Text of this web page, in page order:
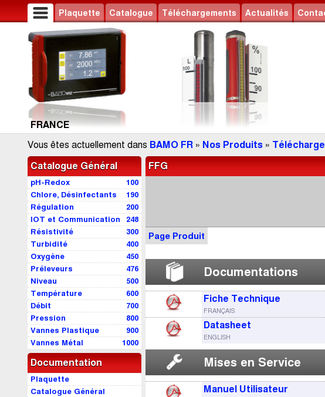
Plaquette Catalogue Téléchargements Actualités
FRANCE
Vous êtes actuellement dans BAMO FR » Nos Produits »
Catalogue Général
100
pH-Redox
190
Chlore, Désinfectants
200
Régulation
248
IOT et Communication
300
Résistivité
400
Turbidité
450
Oxygène
476
Préleveurs
500
Niveau
600
Température
700
Débit
800
Pression
900
Vannes Plastique
1000
Vannes Métal
Documentation
Plaquette
Catalogue Général
FFG
Page Produit
Documentations
Fiche Technique
FRANÇAIS
Datasheet
ENGLISH
Mises en Service
Manuel Utilisateur